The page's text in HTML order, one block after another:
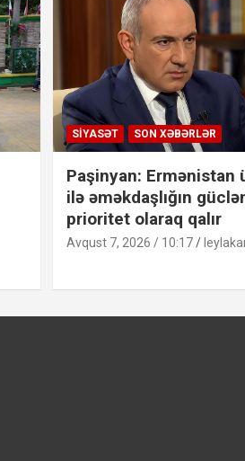
SIYASƏT SON XƏBƏRLƏR
Paşinyan: Ermənistan
ilə əməkdaşlığın
prioritet olaraq qalır
Avqust 7, 2026 / 10:17